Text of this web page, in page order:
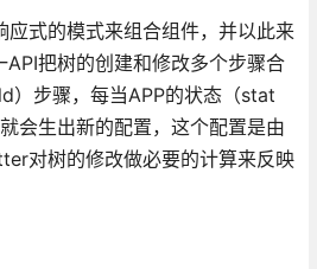
式的模式来组合组件，并以此来
把树的创建和修改多个步骤合
）步骤，每当APP的状态（stat
会生出新的配置，这个配置是由
对树的修改做必要的计算来反映